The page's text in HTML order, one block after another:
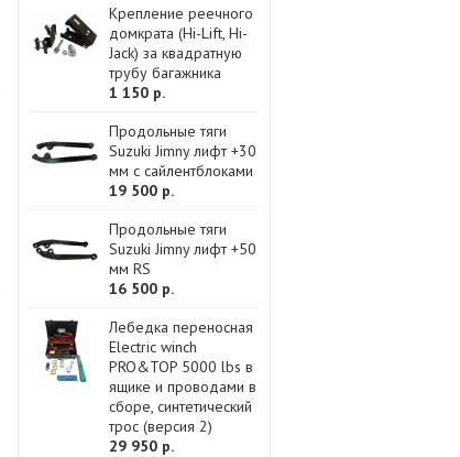
Крепление реечного
домкрата (Hi-Lift, Hi-
Jack) за квадратную
трубу багажника
1 150 р.
Продольные тяги
Suzuki Jimny лифт +30
мм с сайлентблоками
19 500 р.
Продольные тяги
Suzuki Jimny лифт +50
мм RS
16 500 р.
Лебедка переносная
Electric winch
PRO&TOP 5000 lbs в
ящике и проводами в
сборе, синтетический
трос (версия 2)
29 950 р.